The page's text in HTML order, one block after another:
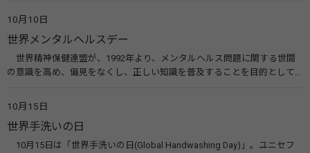
会）
10月10日
世界メンタルヘルスデー
世界精神保健連盟が、1992年より、メンタルヘルス問題に関する世間
の意識を高め、偏見をなくし、正しい知識を普及することを目的として、
す。 関連リンク 世界メンタルヘルスデー（厚生労働省） 働く人のメンタ
ルヘルス・ポータルサイト「こころの耳」（厚生労働省）
10月15日
世界手洗いの日
10月15日は「世界手洗いの日(Global Handwashing Day)」。ユニセフ